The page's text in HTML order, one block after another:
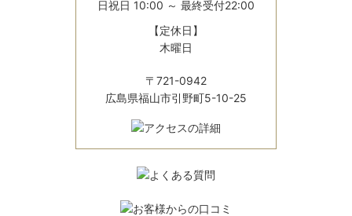
日祝日 10:00 ～ 最終受付22:00
【定休日】
木曜日
〒721-0942
広島県福山市引野町5-10-25